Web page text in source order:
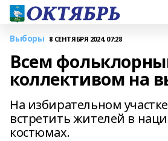
Выборы 8 СЕНТЯБРЯ 2024, 07:28
Всем
коллективом на
На избирательном
встретить жителей в
костюмах.